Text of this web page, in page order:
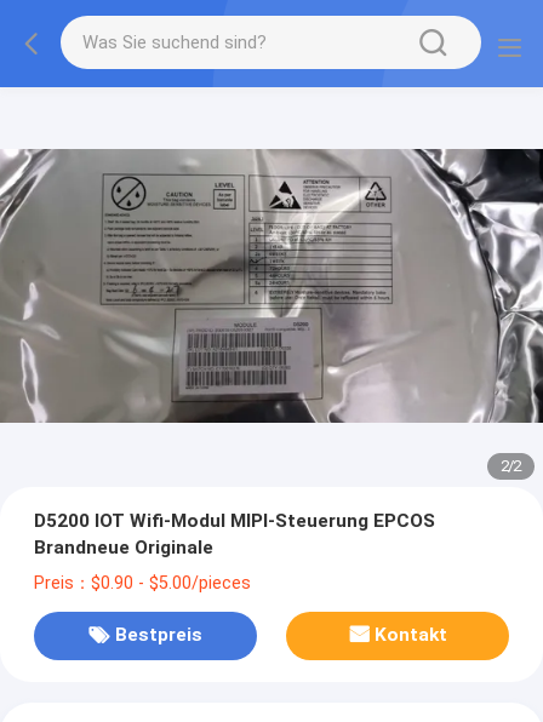
2/2
D5200 IOT Wifi-Modul MIPI-Steuerung EPCOS
Brandneue Originale
Preis：$0.90 - $5.00/pieces
Bestpreis Kontakt